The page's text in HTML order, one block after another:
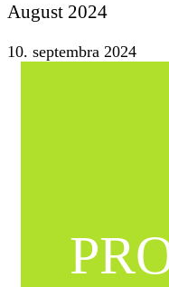
August 2024
10. septembra 2024